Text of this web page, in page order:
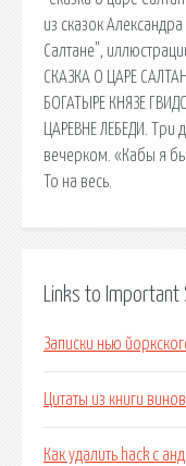
из сказок
Салтане",
СКАЗКА О ЦАРЕ
БОГАТЫРЕ КНЯЗЕ
ЦАРЕВНЕ ЛЕБЕДИ.
вечерком. «Кабы я
То на весь.
Links to Important
Записки нью
Цитаты из книги
Как удалить hack с